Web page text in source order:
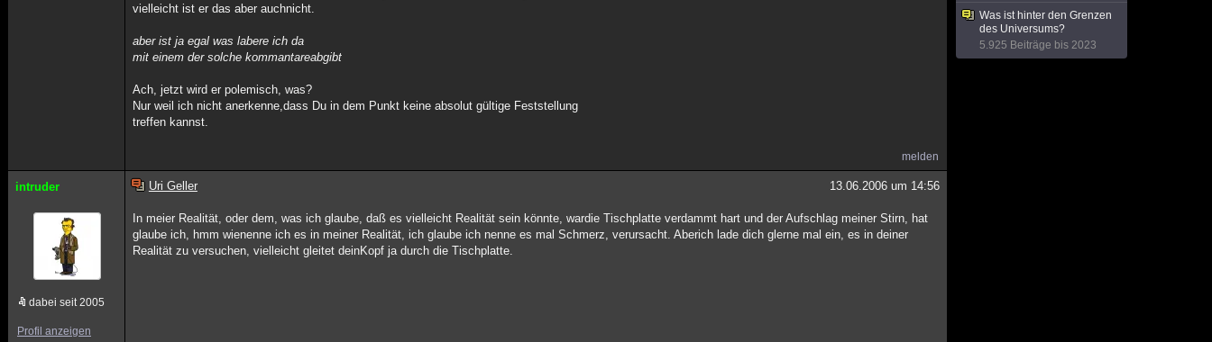
vielleicht ist er das aber auchnicht.
aber ist ja egal was labere ich da
mit einem der solche kommantareabgibt
Ach, jetzt wird er polemisch, was?
Nur weil ich nicht anerkenne,dass Du in dem Punkt keine absolut gültige Feststellung
treffen kannst.
melden
intruder
dabei seit 2005
Profil anzeigen
Uri Geller 13.06.2006 um 14:56
In meier Realität, oder dem, was ich glaube, daß es vielleicht Realität sein könnte, wardie Tischplatte verdammt hart und der Aufschlag meiner Stirn, hat
glaube ich, hmm wienenne ich es in meiner Realität, ich glaube ich nenne es mal Schmerz, verursacht. Aberich lade dich glerne mal ein, es in deiner
Realität zu versuchen, vielleicht gleitet deinKopf ja durch die Tischplatte.
Was ist hinter den Grenzen
des Universums?
5.925 Beiträge bis 2023